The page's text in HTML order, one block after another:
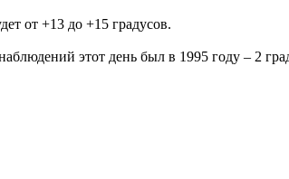
от +13 до +15 градусов.
этот день был в 1995 году – 2